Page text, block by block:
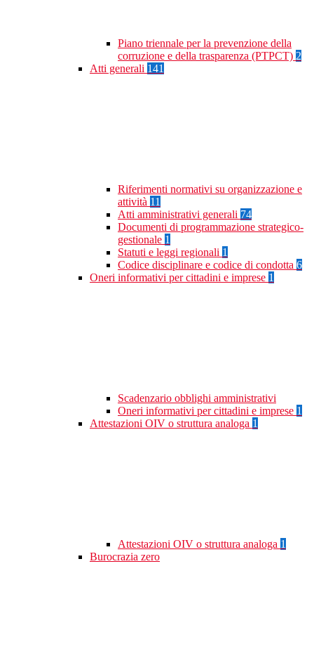
Piano triennale per la prevenzione della
corruzione e della trasparenza (PTPCT) 2
Atti generali 141
Riferimenti normativi su organizzazione e
attività 11
Atti amministrativi generali 74
Documenti di programmazione strategico-
gestionale 1
Statuti e leggi regionali 1
Codice disciplinare e codice di condotta 6
Oneri informativi per cittadini e imprese 1
Scadenzario obblighi amministrativi
Oneri informativi per cittadini e imprese 1
Attestazioni OIV o struttura analoga 1
Attestazioni OIV o struttura analoga 1
Burocrazia zero